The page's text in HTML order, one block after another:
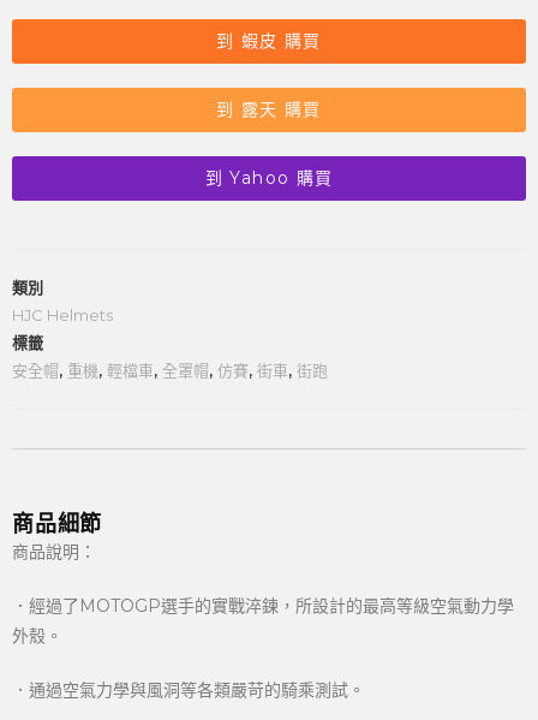
到 蝦皮 購買
到 露天 購買
到 Yahoo 購買
類別
HJC Helmets
標籤
安全帽, 重機, 輕檔車, 全罩帽, 仿賽, 街車, 街跑
商品細節
商品說明：
．經過了MOTOGP選手的實戰淬鍊，所設計的最高等級空氣動力學
外殼。
．通過空氣力學與風洞等各類嚴苛的騎乘測試。